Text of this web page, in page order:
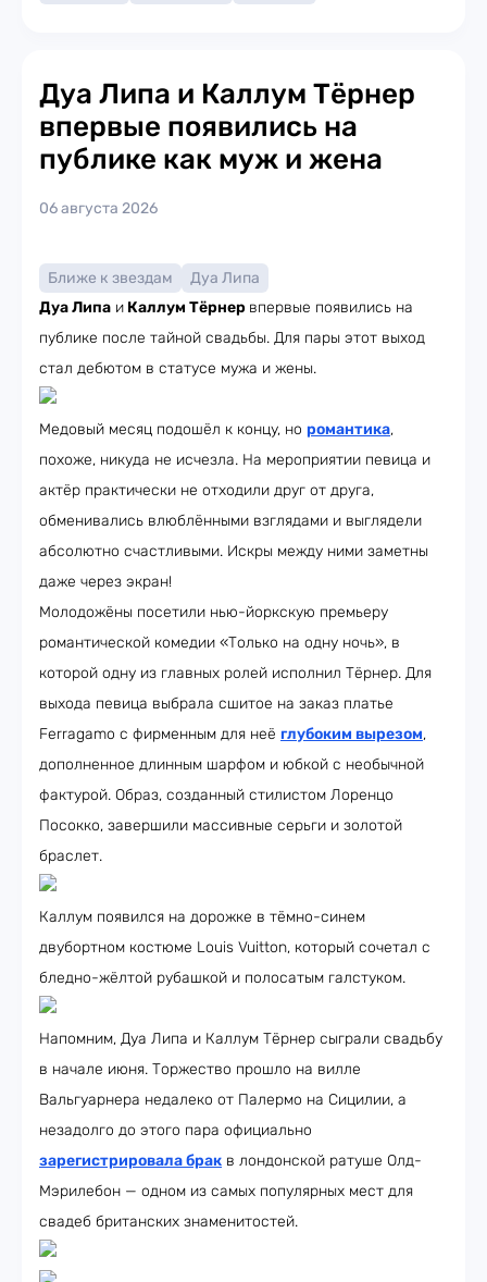
Дуа Липа и Каллум Тёрнер
впервые появились на
публике как муж и жена
06 августа 2026
Ближе к звездам
Дуа Липа
Дуа Липа и Каллум Тёрнер впервые появились на
публике после тайной свадьбы. Для пары этот выход
стал дебютом в статусе мужа и жены.
Медовый месяц подошёл к концу, но романтика,
похоже, никуда не исчезла. На мероприятии певица и
актёр практически не отходили друг от друга,
обменивались влюблёнными взглядами и выглядели
абсолютно счастливыми. Искры между ними заметны
даже через экран!
Молодожёны посетили нью-йоркскую премьеру
романтической комедии «Только на одну ночь», в
которой одну из главных ролей исполнил Тёрнер. Для
выхода певица выбрала сшитое на заказ платье
Ferragamo с фирменным для неё глубоким вырезом,
дополненное длинным шарфом и юбкой с необычной
фактурой. Образ, созданный стилистом Лоренцо
Посокко, завершили массивные серьги и золотой
браслет.
Каллум появился на дорожке в тёмно-синем
двубортном костюме Louis Vuitton, который сочетал с
бледно-жёлтой рубашкой и полосатым галстуком.
Напомним, Дуа Липа и Каллум Тёрнер сыграли свадьбу
в начале июня. Торжество прошло на вилле
Вальгуарнера недалеко от Палермо на Сицилии, а
незадолго до этого пара официально
зарегистрировала брак в лондонской ратуше Олд-
Мэрилебон — одном из самых популярных мест для
свадеб британских знаменитостей.